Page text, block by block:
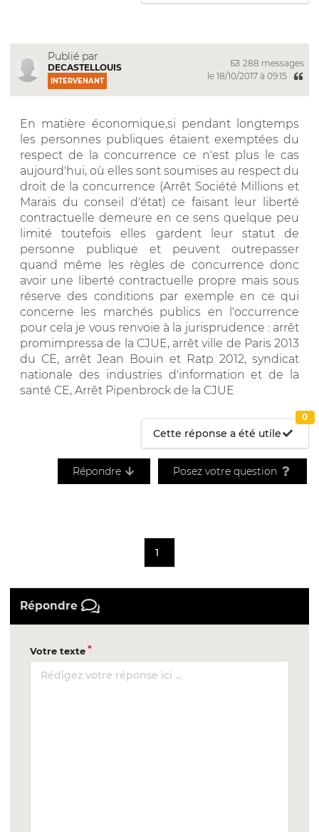
Publié par
DECASTELLOUIS
INTERVENANT
288 messages
le 18/10/2017 à 09:15
En matière économique,si pendant longtemps
les personnes publiques étaient exemptées du
respect de la concurrence ce n'est plus le cas
aujourd'hui, où elles sont soumises au respect du
droit de la concurrence (Arrêt Société Millions et
Marais du conseil d'état) ce faisant leur liberté
contractuelle demeure en ce sens quelque peu
limité toutefois elles gardent leur statut de
personne publique et peuvent outrepasser
quand même les règles de concurrence donc
avoir une liberté contractuelle propre mais sous
réserve des conditions par exemple en ce qui
concerne les marchés publics en l'occurrence
pour cela je vous renvoie à la jurisprudence : arrêt
promimpressa de la CJUE, arrêt ville de Paris 2013
du CE, arrêt Jean Bouin et Ratp 2012, syndicat
nationale des industries d'information et de la
santé CE, Arrêt Pipenbrock de la CJUE
Cette réponse a été utile
0
Répondre Posez votre question
1
Répondre
Votre texte